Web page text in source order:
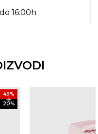
16:00h
49%
20%